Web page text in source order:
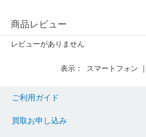
商品レビュー
レビューがありません
表示： スマートフォン ｜
ご利用ガイド
買取お申し込み